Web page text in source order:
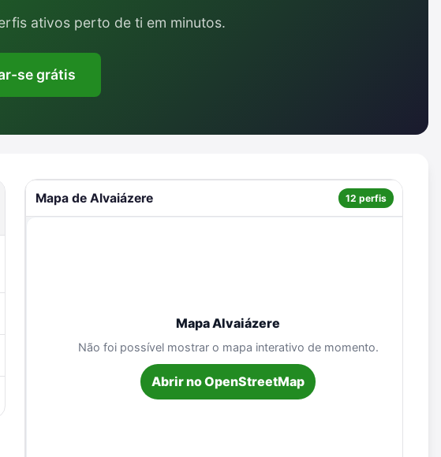
ativos perto de ti em minutos.
se grátis
Mapa de Alvaiázere 12 perfis
Mapa Alvaiázere
Não foi possível mostrar o mapa interativo de momento.
Abrir no OpenStreetMap